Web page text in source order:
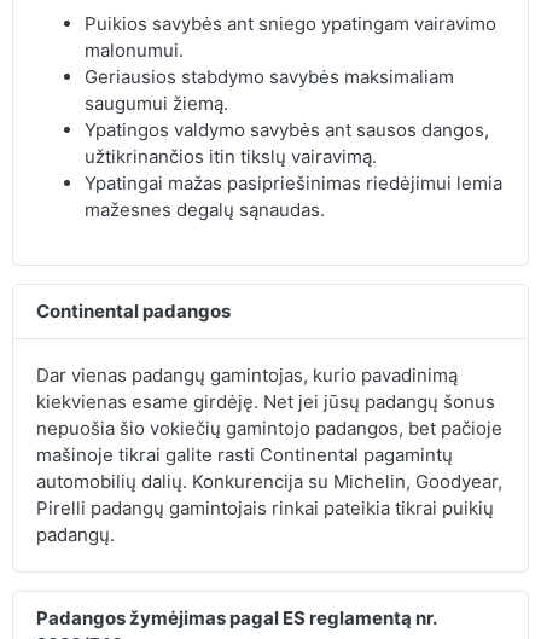
Puikios savybės ant sniego ypatingam vairavimo
malonumui.
Geriausios stabdymo savybės maksimaliam
saugumui žiemą.
Ypatingos valdymo savybės ant sausos dangos,
užtikrinančios itin tikslų vairavimą.
Ypatingai mažas pasipriešinimas riedėjimui lemia
mažesnes degalų sąnaudas.
Continental padangos
Dar vienas padangų gamintojas, kurio pavadinimą
kiekvienas esame girdėję. Net jei jūsų padangų šonus
nepuošia šio vokiečių gamintojo padangos, bet pačioje
mašinoje tikrai galite rasti Continental pagamintų
automobilių dalių. Konkurencija su Michelin, Goodyear,
Pirelli padangų gamintojais rinkai pateikia tikrai puikių
padangų.
Padangos žymėjimas pagal ES reglamentą nr.